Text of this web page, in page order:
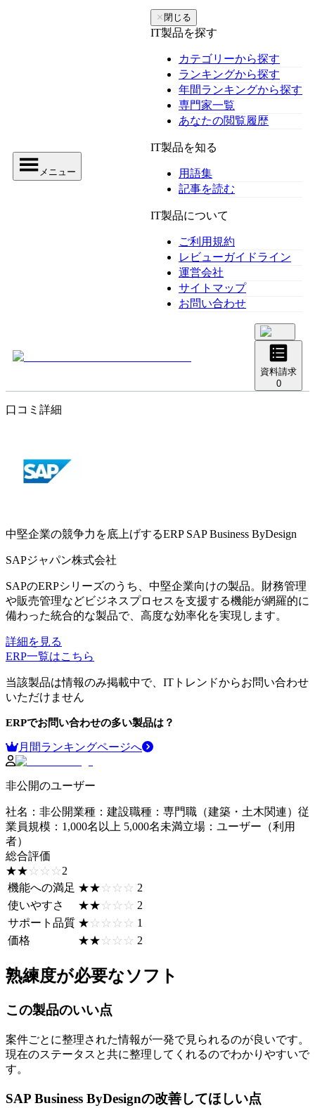
メニュー
✕ 閉じる
IT製品を探す
カテゴリーから探す
ランキングから探す
年間ランキングから探す
専門家一覧
あなたの閲覧履歴
IT製品を知る
用語集
記事を読む
IT製品について
ご利用規約
レビューガイドライン
運営会社
サイトマップ
お問い合わせ
資料請求
0
口コミ詳細
中堅企業の競争力を底上げするERP SAP Business ByDesign
SAPジャパン株式会社
SAPのERPシリーズのうち、中堅企業向けの製品。財務管理
や販売管理などビジネスプロセスを支援する機能が網羅的に
備わった統合的な製品で、高度な効率化を実現します。
詳細を見る
ERP一覧はこちら
当該製品は情報のみ掲載中で、ITトレンドからお問い合わせ
いただけません
ERPでお問い合わせの多い製品は？
月間ランキングページへ
非公開のユーザー
社名 ： 非公開業種 ： 建設職種 ： 専門職（建築・土木関連） 従
業員規模 ： 1,000名以上 5,000名未満立場 ： ユーザー（利用
者）
総合評価
☆☆☆☆☆
★★★★★2
機能への満足 ☆☆☆☆☆
★★★★★ 2
使いやすさ
☆☆☆☆☆
★★★★★ 2
サポート品質 ☆☆☆☆☆
★★★★★ 1
価格
☆☆☆☆☆
★★★★★ 2
熟練度が必要なソフト
この製品のいい点
案件ごとに整理された情報が一発で見られるのが良いです。
現在のステータスと共に整理してくれるのでわかりやすいで
す。
SAP Business ByDesignの改善してほしい点